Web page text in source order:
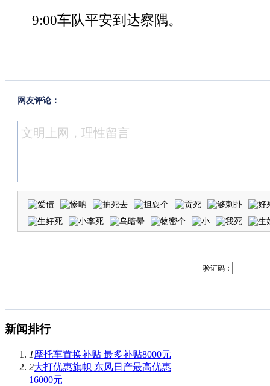
9:00车队平安到达察隅。
网友评论：
验证码：
新闻排行
1 摩托车置换补贴 最多补贴8000元
2大打优惠旗帜 东风日产最高优惠
16000元